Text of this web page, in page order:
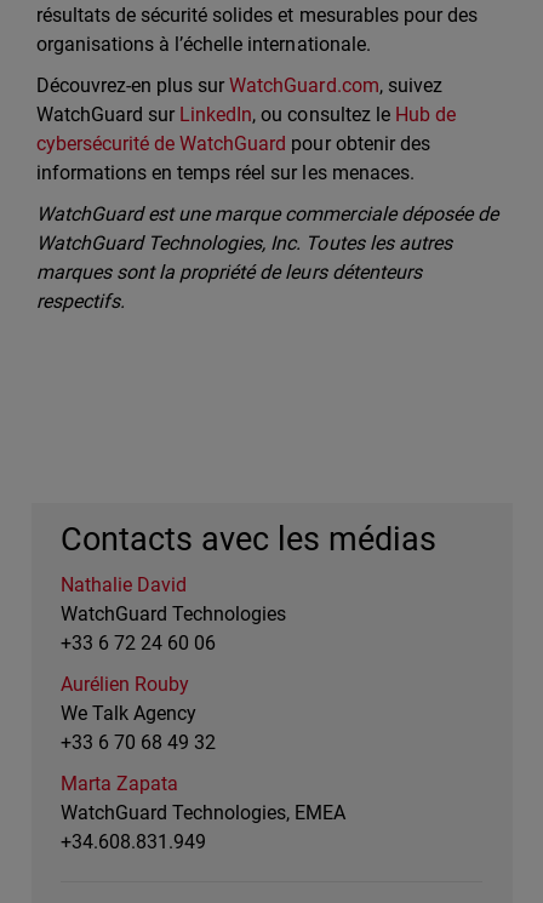
résultats de sécurité solides et mesurables pour des
organisations à l’échelle internationale.
Découvrez-en plus surWatchGuard.com, suivez
WatchGuard sur LinkedIn, ou consultez le Hub de
cybersécurité de WatchGuard pour obtenir des
informations en temps réel sur les menaces.
WatchGuard est une marque commerciale déposée de
WatchGuard Technologies, Inc. Toutes les autres
marques sont la propriété de leurs détenteurs
respectifs.
Contacts avec les médias
Nathalie David
WatchGuard Technologies
+33 6 72 24 60 06
Aurélien Rouby
We Talk Agency
+33 6 70 68 49 32
Marta Zapata
WatchGuard Technologies, EMEA
+34.608.831.949